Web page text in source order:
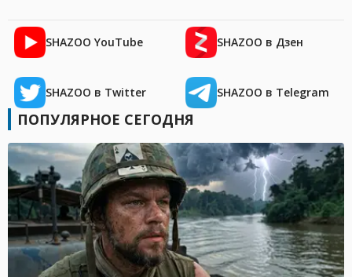
SHAZOO YouTube SHAZOO в Дзен
SHAZOO в Twitter SHAZOO в Telegram
ПОПУЛЯРНОЕ СЕГОДНЯ